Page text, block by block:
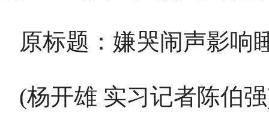
原标题：嫌哭闹声影响
(杨开雄 实习记者陈伯